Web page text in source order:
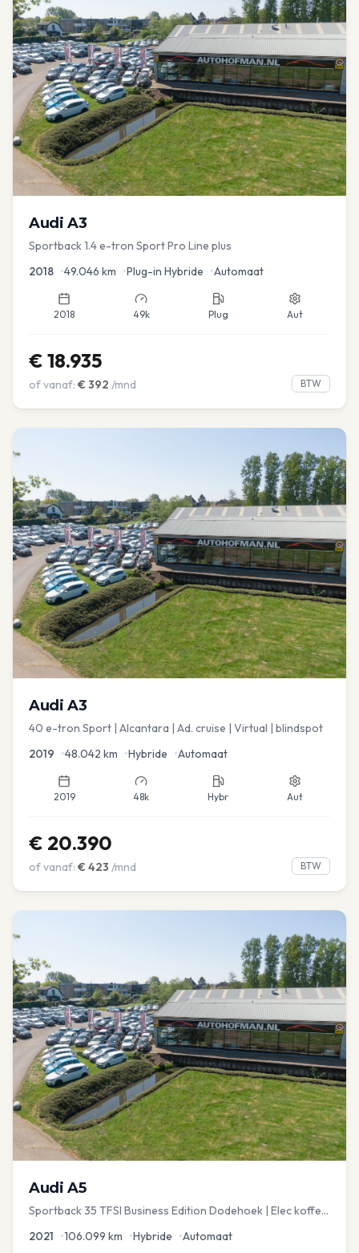
Audi A3
Sportback 1.4 e-tron Sport Pro Line plus
2018 •49.046 km •Plug-in Hybride •Automaat
2018 49k Plug Aut
€ 18.935
of vanaf: € 392 /mnd BTW
Audi A3
40 e-tron Sport | Alcantara | Ad. cruise | Virtual | blindspot
2019 •48.042 km •Hybride •Automaat
2019 48k Hybr Aut
€ 20.390
of vanaf: € 423 /mnd BTW
Audi A5
Sportback 35 TFSI Business Edition Dodehoek | Elec koffer
2021 •106.099 km •Hybride •Automaat